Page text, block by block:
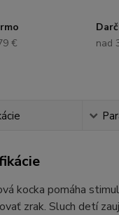
€
nad
kocka pomáha
zrak. Sluch detí